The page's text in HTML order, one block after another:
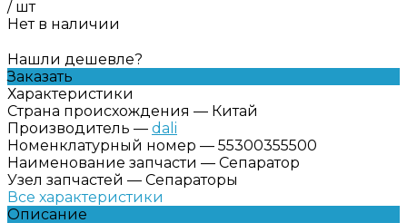
/ шт
Нет в наличии
Нашли дешевле?
Заказать
Характеристики
Страна происхождения — Китай
Производитель — dali
Номенклатурный номер — 55300355500
Наименование запчасти — Сепаратор
Узел запчастей — Сепараторы
Все характеристики
Описание